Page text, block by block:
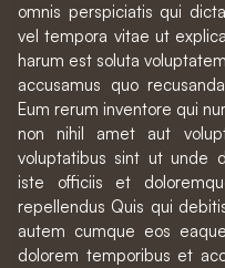
omnis perspiciatis qui
vel tempora vitae ut
harum est soluta
accusamus quo
Eum rerum inventore qui
non nihil amet aut
voluptatibus sint ut unde
iste officiis et
repellendus Quis qui
autem cumque eos
dolorem temporibus et